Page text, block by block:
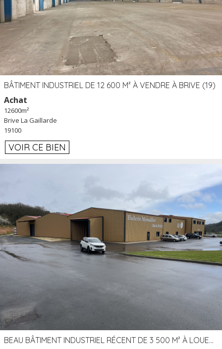
BÂTIMENT INDUSTRIEL DE 12 600 M² À VENDRE À BRIVE (19)
Achat
12600m²
Brive La Gaillarde
19100
VOIR CE BIEN
BEAU BÂTIMENT INDUSTRIEL RÉCENT DE 3 500 M² À LOUER OU VENDRE PROCHE PÉRIGUEUX (24)